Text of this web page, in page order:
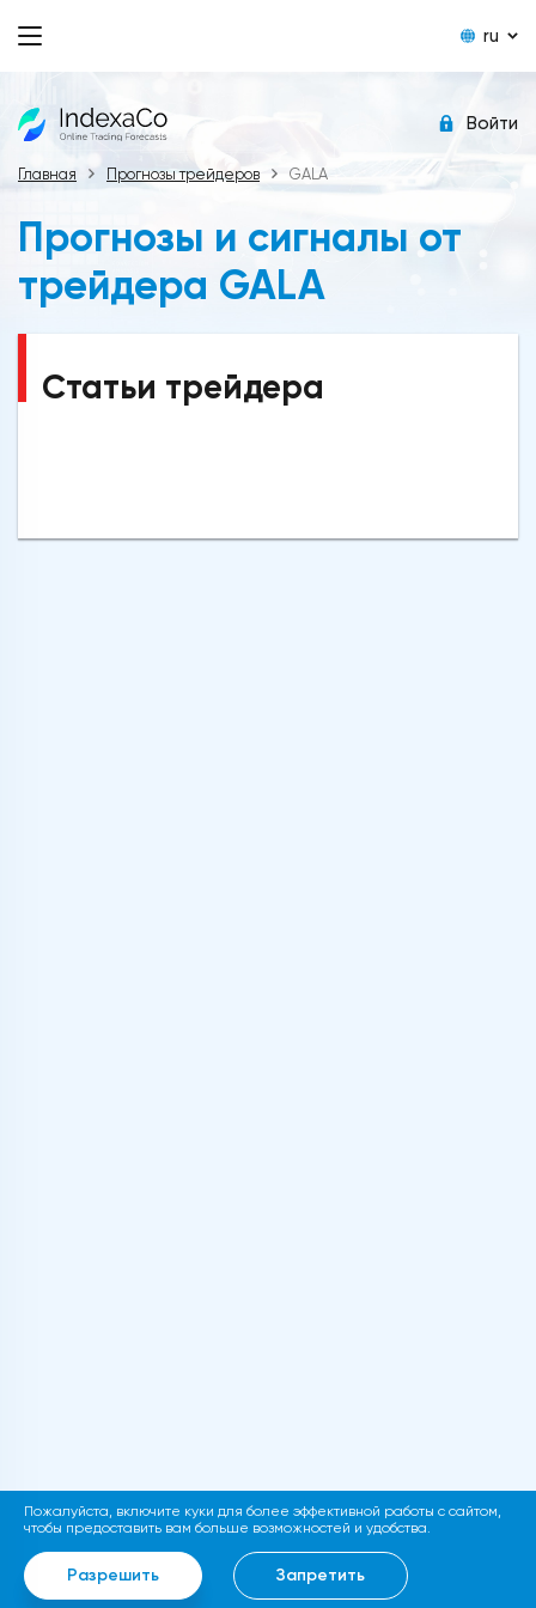
ru
Войти
Главная Прогнозы трейдеров GALA
Прогнозы и сигналы от
трейдера GALA
Статьи трейдера
Пожалуйста, включите куки для более эффективной работы с сайтом,
чтобы предоставить вам больше возможностей и удобства.
Разрешить Запретить